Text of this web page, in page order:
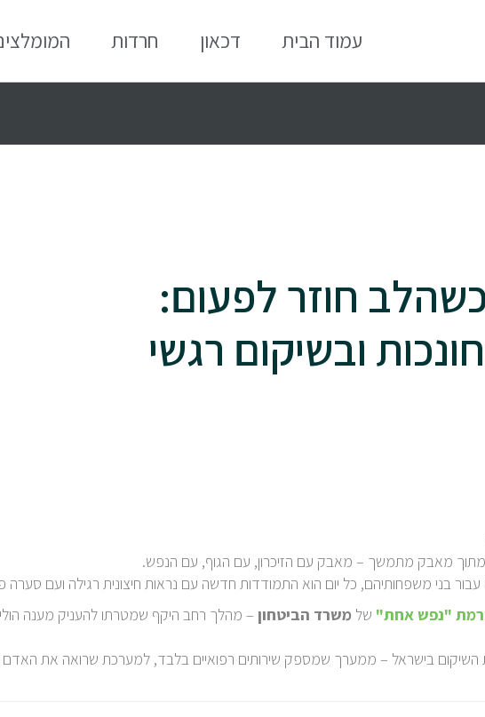
עמוד הבית דכאון חרדות
חוזר לפעום:
ובשיקום רגשי
מאבק מתמשך – מאבק עם הזיכרון, עם הגוף, עם הנפש.
בני משפחותיהם, כל יום הוא התמודדות חדשה עם נראות חיצונית רגילה ועם סערה
"נפש אחת" של משרד הביטחון – מהלך רחב היקף שמטרתו להעניק מענה
בישראל – ממערך שמספק שירותים רפואיים בלבד, למערכת שרואה את האדם